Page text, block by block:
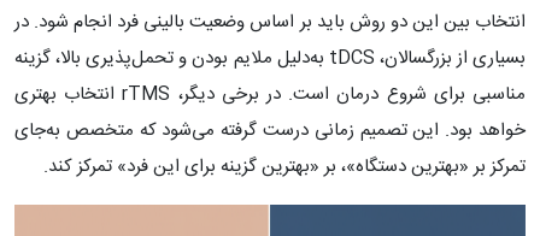
انتخاب بین این دو روش باید بر اساس وضعیت بالینی فرد انجام شود. در
بسیاری از بزرگسالان، tDCS به‌دلیل ملایم بودن و تحمل‌پذیری بالا، گزینه
مناسبی برای شروع درمان است. در برخی دیگر، rTMS انتخاب بهتری
خواهد بود. این تصمیم زمانی درست گرفته می‌شود که متخصص به‌جای
تمرکز بر «بهترین دستگاه»، بر «بهترین گزینه برای این فرد» تمرکز کند.